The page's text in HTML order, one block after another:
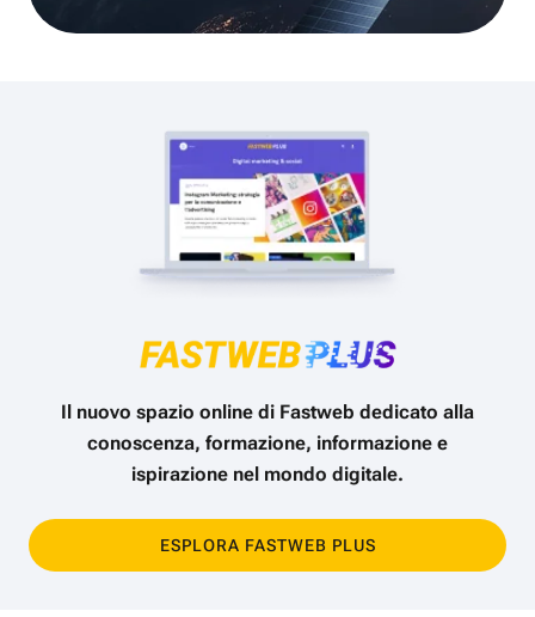
Il nuovo spazio online di Fastweb dedicato alla
conoscenza, formazione, informazione e
ispirazione nel mondo digitale.
ESPLORA FASTWEB PLUS